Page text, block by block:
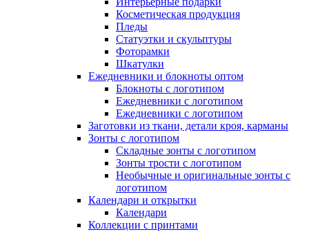
Косметическая продукция
Пледы
Статуэтки и скульптуры
Фоторамки
Шкатулки
Ежедневники и блокноты оптом
Блокноты с логотипом
Ежедневники с логотипом
Ежедневники с логотипом
Заготовки из ткани, детали кроя, карманы
Зонты с логотипом
Складные зонты с логотипом
Зонты трости с логотипом
Необычные и оригинальные зонты с
логотипом
Календари и открытки
Календари
Коллекции с принтами